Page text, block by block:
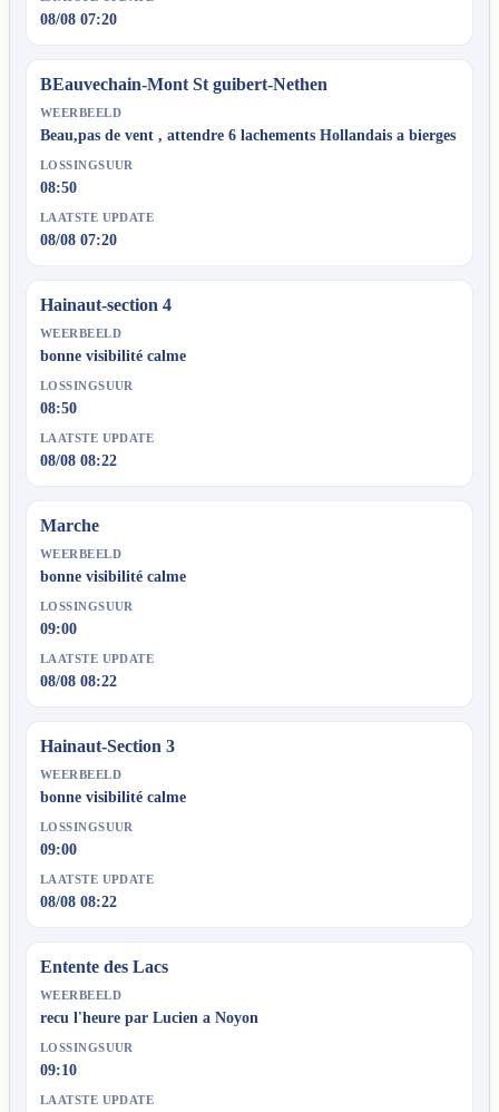
08/08 07:20
BEauvechain-Mont St guibert-Nethen
WEERBEELD
Beau,pas de vent , attendre 6 lachements Hollandais a bierges
LOSSINGSUUR
08:50
LAATSTE UPDATE
08/08 07:20
Hainaut-section 4
WEERBEELD
bonne visibilité calme
LOSSINGSUUR
08:50
LAATSTE UPDATE
08/08 08:22
Marche
WEERBEELD
bonne visibilité calme
LOSSINGSUUR
09:00
LAATSTE UPDATE
08/08 08:22
Hainaut-Section 3
WEERBEELD
bonne visibilité calme
LOSSINGSUUR
09:00
LAATSTE UPDATE
08/08 08:22
Entente des Lacs
WEERBEELD
recu l'heure par Lucien a Noyon
LOSSINGSUUR
09:10
LAATSTE UPDATE